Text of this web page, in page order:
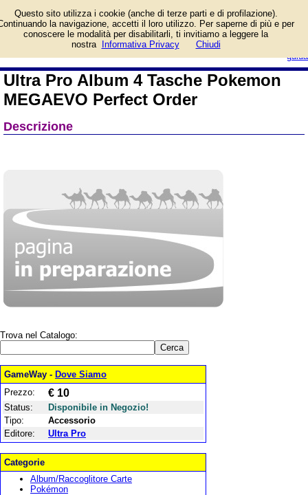
guida
Album 4 Tasche Pokemon
MEGAEVO Perfect Order
e prezzo di vendita. Prodotto da
Ultra Pro Album 4 Tasche Pokemon
MEGAEVO Perfect Order
Descrizione
Trova nel Catalogo:
GameWay - Dove Siamo
Prezzo:
€ 10
Status:
Disponibile in Negozio!
Tipo:
Accessorio
Editore:
Ultra Pro
Categorie
Album/Raccoglitore Carte
Pokémon
Questo sito utilizza i cookie (anche di terze parti e di profilazione).
la navigazione, accetti il loro utilizzo. Per saperne di più e per
conoscere le modalità per disabilitarli, ti invitiamo a leggere la
nostra
Informativa Privacy Chiudi